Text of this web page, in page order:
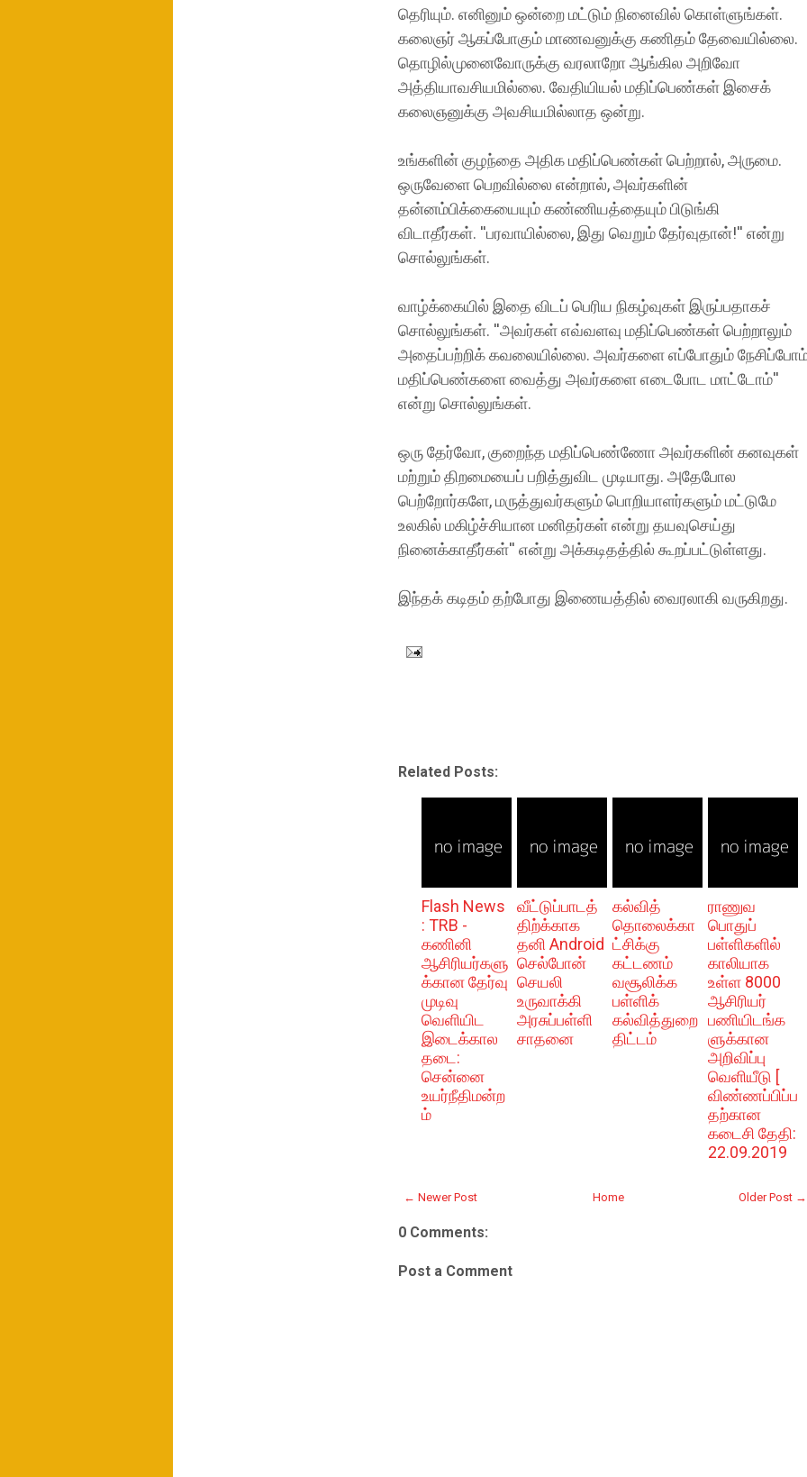
தெரியும். எனினும் ஒன்றை மட்டும் நினைவில் கொள்ளுங்கள்.
கலைஞர் ஆகப்போகும் மாணவனுக்கு கணிதம் தேவையில்லை.
தொழில்முனைவோருக்கு வரலாறோ ஆங்கில அறிவோ
அத்தியாவசியமில்லை. வேதியியல் மதிப்பெண்கள் இசைக்
கலைஞனுக்கு அவசியமில்லாத ஒன்று.
உங்களின் குழந்தை அதிக மதிப்பெண்கள் பெற்றால், அருமை.
ஒருவேளை பெறவில்லை என்றால், அவர்களின்
தன்னம்பிக்கையையும் கண்ணியத்தையும் பிடுங்கி
விடாதீர்கள். ''பரவாயில்லை, இது வெறும் தேர்வுதான்!'' என்று
சொல்லுங்கள்.
வாழ்க்கையில் இதை விடப் பெரிய நிகழ்வுகள் இருப்பதாகச்
சொல்லுங்கள். ''அவர்கள் எவ்வளவு மதிப்பெண்கள் பெற்றாலும்
அதைப்பற்றிக் கவலையில்லை. அவர்களை எப்போதும்
மதிப்பெண்களை வைத்து அவர்களை எடைபோட மாட்டோம்''
என்று சொல்லுங்கள்.
ஒரு தேர்வோ, குறைந்த மதிப்பெண்ணோ அவர்களின் கனவுகள்
மற்றும் திறமையைப் பறித்துவிட முடியாது. அதேபோல
பெற்றோர்களே, மருத்துவர்களும் பொறியாளர்களும் மட்டுமே
உலகில் மகிழ்ச்சியான மனிதர்கள் என்று தயவுசெய்து
நினைக்காதீர்கள்'' என்று அக்கடிதத்தில் கூறப்பட்டுள்ளது.
இந்தக் கடிதம் தற்போது இணையத்தில் வைரலாகி வருகிறது.
Related Posts:
Flash News
: TRB -
கணினி
ஆசிரியர்களு
க்கான தேர்வு
முடிவு
வெளியிட
இடைக்கால
தடை:
சென்னை
உயர்நீதிமன்ற
ம்
வீட்டுப்பாடத்
திற்க்காக
தனி Android
செல்போன்
செயலி
உருவாக்கி
அரசுப்பள்ளி
சாதனை
கல்வித்
தொலைக்கா
ட்சிக்கு
கட்டணம்
வசூலிக்க
பள்ளிக்
கல்வித்துறை
திட்டம்
ராணுவ
பொதுப்
பள்ளிகளில்
காலியாக
உள்ள 8000
ஆசிரியர்
பணியிடங்க
ளுக்கான
அறிவிப்பு
வெளியீடு [
விண்ணப்பிப்ப
தற்கான
கடைசி தேதி:
22.09.2019
← Newer Post Older Post →
Home
0 Comments:
Post a Comment